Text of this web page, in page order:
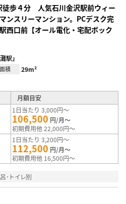
徒歩４分 人気石川金沢駅前ウィー
ンスリーマンション。PCデスク完
西口前【オール電化・宅配ボック
駅」
面積 29m²
月額目安
1日当たり 3,000円～
106,500 円/月～
初期費用他 22,000円～
1日当たり 3,200円～
112,500 円/月～
初期費用他 16,500円～
･トイレ別